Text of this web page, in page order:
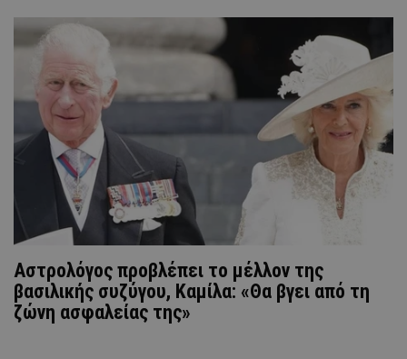
Αστρολόγος προβλέπει το μέλλον της
βασιλικής συζύγου, Καμίλα: «Θα βγει από τη
ζώνη ασφαλείας της»